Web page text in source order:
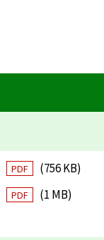
PDF
(756 KB)
PDF
(1 MB)